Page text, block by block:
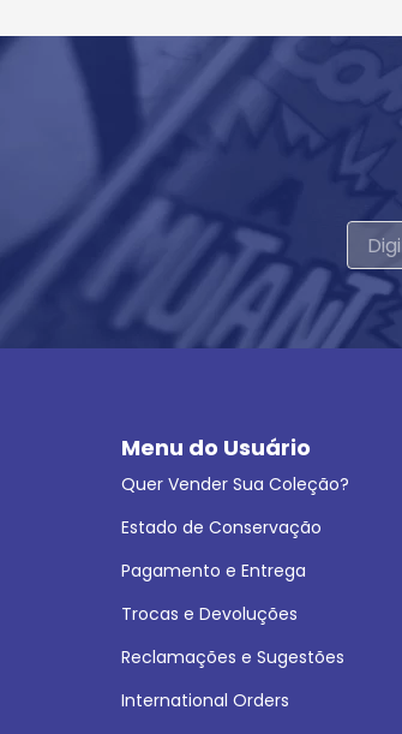
Menu do Usuário
Quer Vender Sua Coleção?
Estado de Conservação
Pagamento e Entrega
Trocas e Devoluções
Reclamações e Sugestões
International Orders